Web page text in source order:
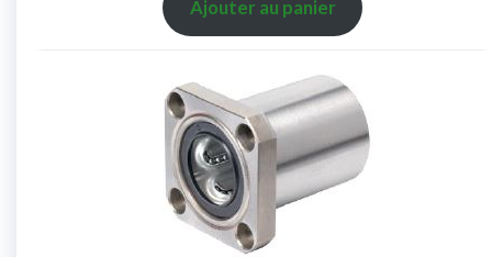
Ajouter au panier